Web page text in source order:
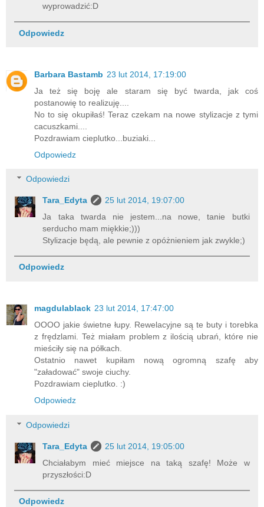
wyprowadzić:D
Odpowiedz
Barbara Bastamb 23 lut 2014, 17:19:00
Ja też się boję ale staram się być twarda, jak coś
postanowię to realizuję....
No to się okupiłaś! Teraz czekam na nowe stylizacje z tymi
cacuszkami....
Pozdrawiam cieplutko...buziaki...
Odpowiedz
Odpowiedzi
Tara_Edyta
25 lut 2014, 19:07:00
Ja taka twarda nie jestem...na nowe, tanie butki
serducho mam miękkie;)))
Stylizacje będą, ale pewnie z opóżnieniem jak zwykle;)
Odpowiedz
magdulablack 23 lut 2014, 17:47:00
OOOO jakie świetne łupy. Rewelacyjne są te buty i torebka
z frędzlami. Też miałam problem z ilością ubrań, które nie
mieściły się na półkach.
Ostatnio nawet kupiłam nową ogromną szafę aby
"załadować" swoje ciuchy.
Pozdrawiam cieplutko. :)
Odpowiedz
Odpowiedzi
Tara_Edyta
25 lut 2014, 19:05:00
Chciałabym mieć miejsce na taką szafę! Może w
przyszłości:D
Odpowiedz